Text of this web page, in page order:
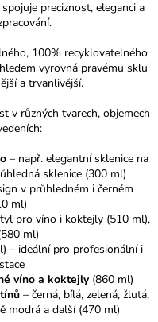
preciznost, eleganci a
100% recyklovatelného
vyrovná pravému sklu
a trvanlivější.
v různých tvarech, objemech
– např. elegantní sklenice na
sklenice (300 ml)
v průhledném i černém
ml)
pro víno i koktejly (510 ml),
ml)
– ideální pro profesionální i
víno a koktejly(860 ml)
– černá, bílá, zelená, žlutá,
modrá a další (470 ml)